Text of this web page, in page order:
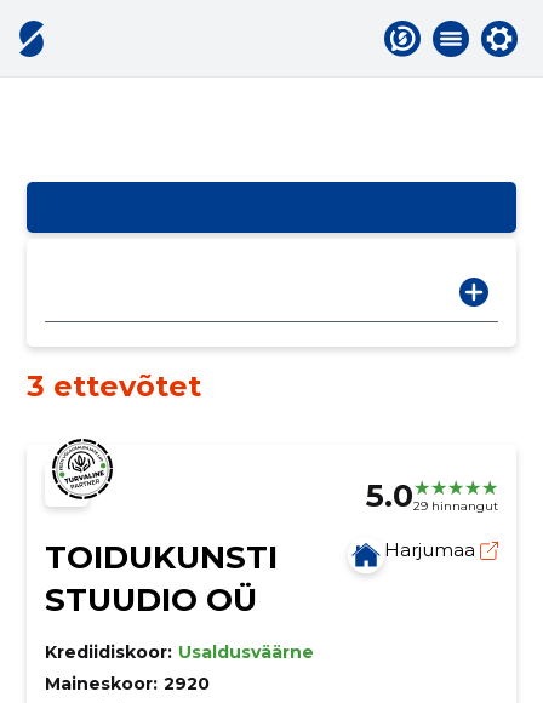
3 ettevõtet
5.029 hinnangut
TOIDUKUNSTI
STUUDIO OÜ
Harjumaa
Krediidiskoor: Usaldusväärne
Maineskoor: 2920